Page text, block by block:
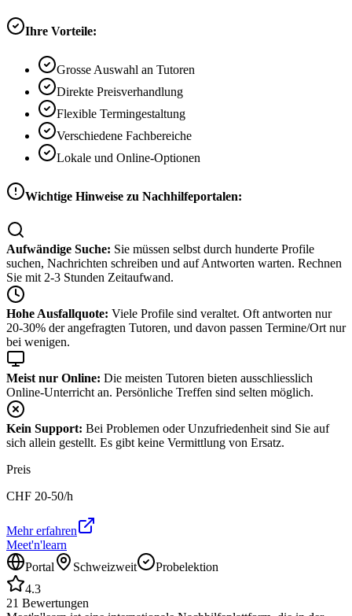
Ihre Vorteile:
Grosse Auswahl an Tutoren
Direkte Preisverhandlung
Flexible Termingestaltung
Verschiedene Fachbereiche
Lokale und Online-Optionen
Wichtige Hinweise zu Nachhilfeportalen:
Aufwändige Suche: Sie müssen selbst durch hunderte Profile
suchen, Nachrichten schreiben und auf Antworten warten. Rechnen
Sie mit 2-3 Stunden Zeitaufwand.
Hohe Ausfallquote: Viele Profile sind veraltet. Oft antworten nur
20-30% der angefragten Tutoren, und davon passen Termine/Ort nur
bei wenigen.
Meist nur Online: Die meisten Tutoren bieten ausschliesslich
Online-Unterricht an. Persönliche Treffen sind selten möglich.
Kein Support: Bei Problemen oder Unzufriedenheit sind Sie auf
sich allein gestellt. Es gibt keine Vermittlung von Ersatz.
Preis
CHF 20-50/h
Mehr erfahren
Meet'n'learn
Portal
Schweizweit
Probelektion
4.3
21 Bewertungen